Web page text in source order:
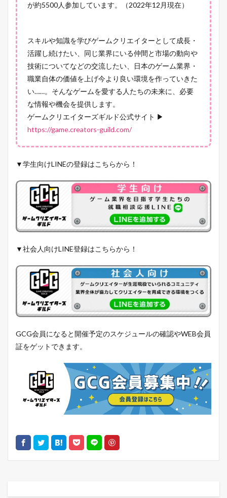
が約5500人参加しています。（2022年12月現在）
スキルや知識を学びゲームクリエイターとして成長・
活躍し続けたい、同じ業界にいる仲間と市場の動向や
技術についてなどの交流したい、日本のゲーム業界・
職業自体の価値を上げ今より良い環境を作っていきた
い……。そんなゲームを愛する人たちの未来に、必要
な情報や機会を提供します。
ゲームクリエイターズギルド公式サイト ▶
https://game.creators-guild.com/
▼学生向けLINEの登録はこちらから！
▼社会人向けLINE登録はこちらから！
GCG会員になると開催予定のスケジュールの確認やWEB会員
証をゲットできます。